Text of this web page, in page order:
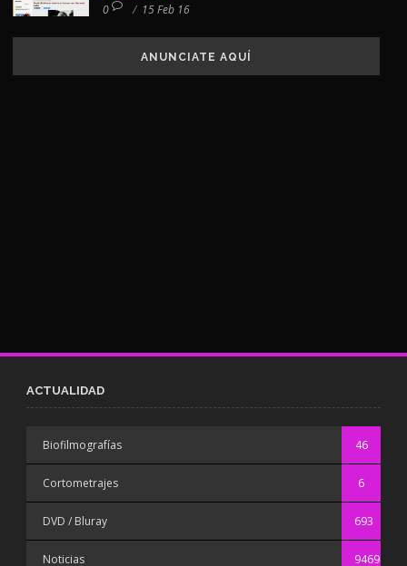
0 / 15 Feb 16
ANUNCIATE AQUÍ
ACTUALIDAD
Biofilmografías 46
Cortometrajes 6
DVD / Bluray 693
Noticias 9469